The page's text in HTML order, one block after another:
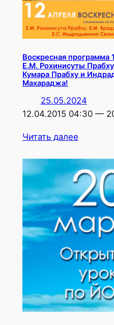
Воскресная программа
Е.М. Рохинисуты
Кумара Прабху и
Махараджа!
25.05.2024
12.04.2015 04:30 —
Читать далее